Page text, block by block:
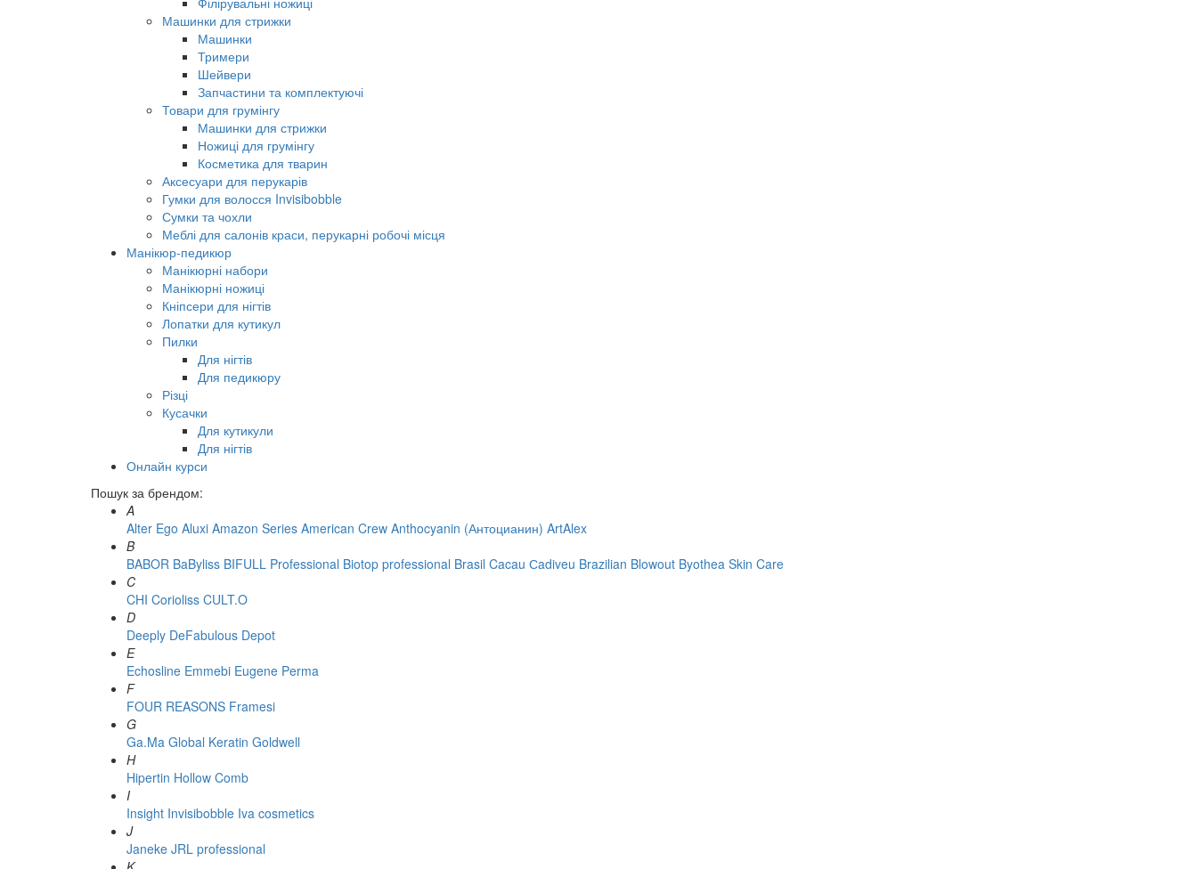
Машинки для стрижки
Машинки
Тримери
Шейвери
Запчастини та комплектуючі
Товари для грумінгу
Машинки для стрижки
Ножиці для грумінгу
Косметика для тварин
Аксесуари для перукарів
Гумки для волосся Invisibobble
Сумки та чохли
Меблі для салонів краси, перукарні робочі місця
Манікюр-педикюр
Манікюрні набори
Манікюрні ножиці
Кніпсери для нігтів
Лопатки для кутикул
Пилки
Для нігтів
Для педикюру
Різці
Кусачки
Для кутикули
Для нігтів
Онлайн курси
Пошук за брендом:
A
Alter Ego Aluxi Amazon Series American Crew Anthocyanin (Антоцианин) ArtAlex
B
BABOR BaByliss BIFULL Professional Biotop professional Brasil Cacau Сadiveu Brazilian Blowout Byothea Skin Care
C
CHI Corioliss CULT.O
D
Deeply DeFabulous Depot
E
Echosline Emmebi Eugene Perma
F
FOUR REASONS Framesi
G
Ga.Ma Global Keratin Goldwell
H
Hipertin Hollow Comb
I
Insight Invisibobble Iva cosmetics
J
Janeke JRL professional